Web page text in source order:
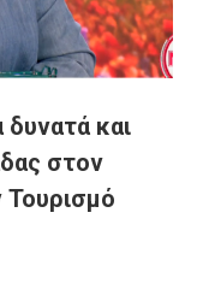
και
στον
Τουρισμό